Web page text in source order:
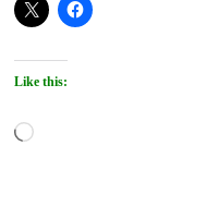
Like this:
Loading…